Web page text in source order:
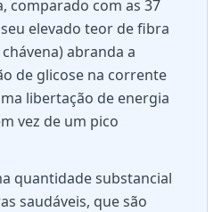
comparado com as 37
elevado teor de fibra
abranda a
de glicose na corrente
libertação de energia
vez de um pico
quantidade substancial
saudáveis, que são